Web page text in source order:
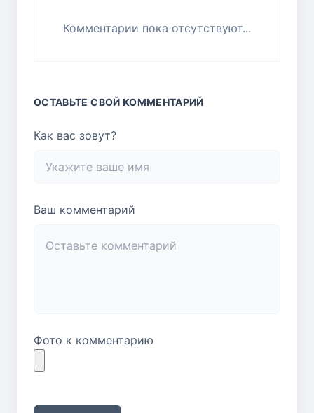
Комментарии пока отсутствуют...
ОСТАВЬТЕ СВОЙ КОММЕНТАРИЙ
Как вас зовут?
Ваш комментарий
Фото к комментарию